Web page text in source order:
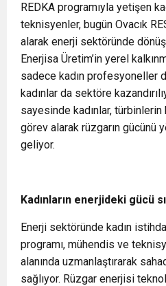
REDKA programıyla yetişen
teknisyenler, bugün Ovacık
alarak enerji sektöründe
Enerjisa Üretim’in yerel
sadece kadın profesyoneller
kadınlar da sektöre
sayesinde kadınlar,
görev alarak rüzgarın gücünü
geliyor.
Kadınların enerjideki gücü
Enerji sektöründe kadın
programı, mühendis ve
alanında uzmanlaştırarak
sağlıyor. Rüzgar enerjisi